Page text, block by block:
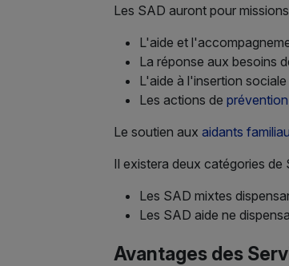
Les SAD auront pour
L'aide et
La réponse aux besoins
L'aide à l'insertion sociale
Les actions de
Le soutien aux aidants
Il existera deux catégories de
Les SAD mixtes
Les SAD aide ne
Avantages des